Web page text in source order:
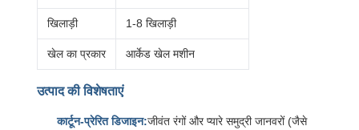
खिलाड़ी 1-8 खिलाड़ी
खेल का प्रकार आर्केड खेल मशीन
उत्पाद की विशेषताएं
कार्टून-प्रेरित डिजाइन:जीवंत रंगों और प्यारे समुद्री जानवरों (जैसे